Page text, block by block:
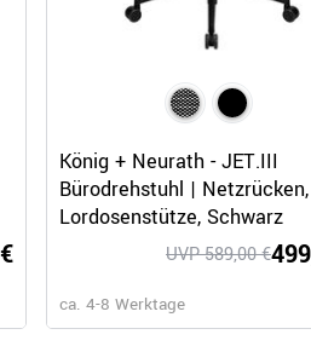
ATTACK, FLY, GAMA, GIRO, JAZZ,
König + Neurath - JET.III
Bürodrehstuhl | Netzrücken,
Lordosenstütze, Schwarz
UVP 589,00 €
ca. 4-8 Werktage